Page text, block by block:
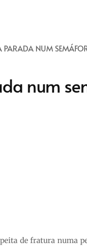
NUM
num
de fratura numa